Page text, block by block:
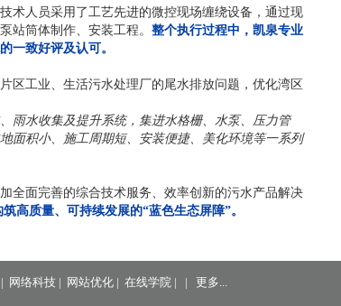
术人员采用了工艺先进的微控现场缠绕设备，通过现
站筒体制作、安装工程。 整个执行过程中，凯泉专业
一致好评及认可。
区工业、生活污水处理厂的尾水排放问题，优化湾区
雨水收集及提升系统，集进水格栅、水泵、压力管
面积小、施工周期短、安装便捷、美化环境等一系列
全面完善的综合技术服务、效率创新的污水产品解决
高质量、可持续发展的“蓝色生态屏障”。
网络科技| 网站优化| 在线学院| | 更多...